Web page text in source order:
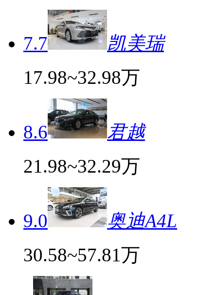
7.7
凯美瑞
17.98~32.98万
8.6
君越
21.98~32.29万
9.0
奥迪A4L
30.58~57.81万